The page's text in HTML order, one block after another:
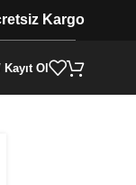
Kargo
Ol